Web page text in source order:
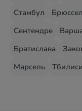
Стамбул
Сентендре
Братислава
Марсель
Тбилиси